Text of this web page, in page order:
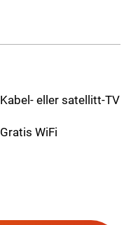
Kabel- eller satellitt-TV
Gratis WiFi